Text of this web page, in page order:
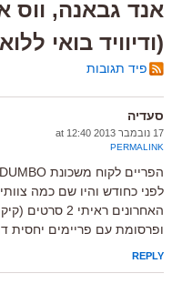
אנד גבאנה, ווס
(ודיוויד בואי
פיד תגובות
סעדיה
17 נובמבר 2013 at 12:40
PERMALINK
ופרסומת עם פריימים יחסית
REPLY